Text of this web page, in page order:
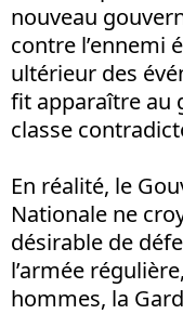
nouveau
contre l’ennemi
ultérieur des
fit apparaître au
classe
En réalité, le
Nationale ne
désirable de
l’armée
hommes, la